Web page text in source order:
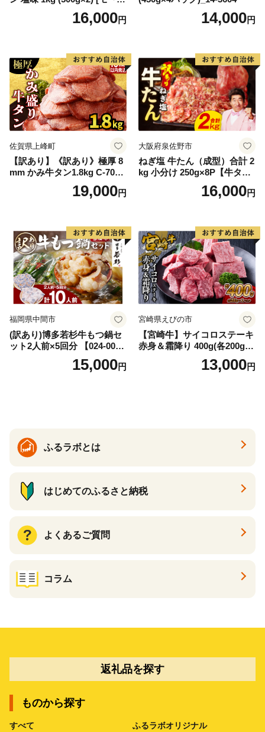
ンド 宮城県 気仙沼市 205646
60] 肉 牛肉 精肉 牛たん 牛タ
厚切り タン
16,000円 14,000円
佐賀県上峰町
【訳あり】《訳あり》極厚 8
mm かみ牛タン1.8kg C-709-
19,000円
大阪府泉佐野市
ねぎ塩 牛たん（成型）合計 2
kg 小分け 250g×8P【牛タン
牛肉 焼肉用 薄切り 訳あり サ
16,000円
福岡県中間市
(訳あり)博多若杉牛もつ鍋セ
ット2人前×5回分 【024-002
15,000円
宮崎県えびの市
【宮崎牛】サイコロステーキ
赤身＆霜降り 400g(各200g×
１P 計2P) 真空パック 冷凍
13,000円
ふるラボとは
はじめてのふるさと納税
よくあるご質問
コラム
返礼品を探す
ものから探す
すべて ふるラボオリジナル